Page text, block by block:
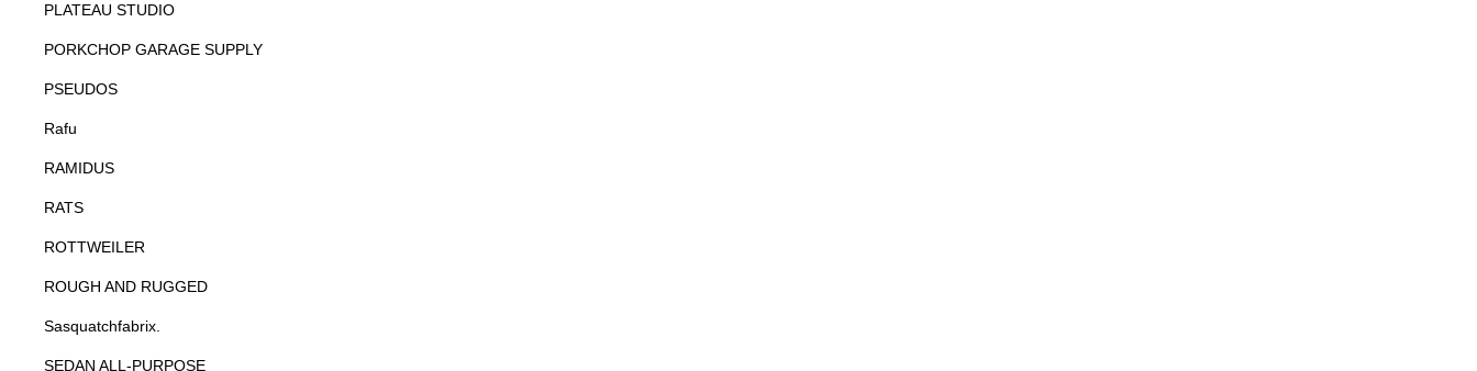
PLATEAU STUDIO
PORKCHOP GARAGE SUPPLY
PSEUDOS
Rafu
RAMIDUS
RATS
ROTTWEILER
ROUGH AND RUGGED
Sasquatchfabrix.
SEDAN ALL-PURPOSE